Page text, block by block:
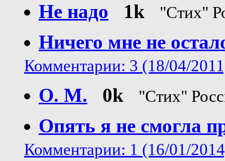
Не надо
1k "Стих"
Ничего мне не
Комментарии: 3 (18/04/
О. М. 0k "Стих"
Опять я не смогла
Комментарии: 1 (16/01/